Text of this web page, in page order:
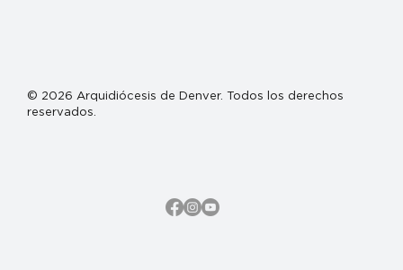
© 2026 Arquidiócesis de Denver. Todos los derechos
reservados.